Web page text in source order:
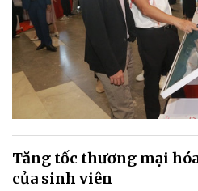
Tăng tốc thương mại
của sinh viên